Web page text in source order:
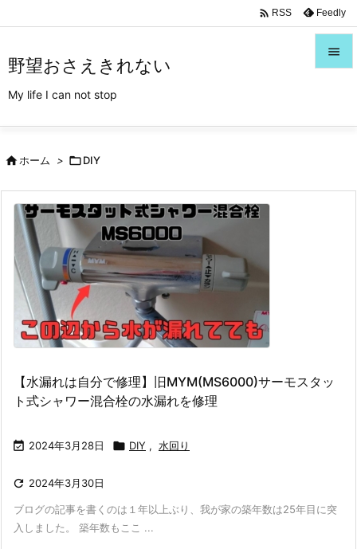
野望おさえきれない
My life I can not stop


 RSS Feedly
ホーム > DIY
【水漏れは自分で修理】旧MYM(MS6000)サーモスタッ
ト式シャワー混合栓の水漏れを修理
 2024年3月28日  DIY , 水回り
 2024年3月30日
ブログの記事を書くのは１年以上ぶり、我が家の築年数は25年目に突
入しました。 築年数もここ ...